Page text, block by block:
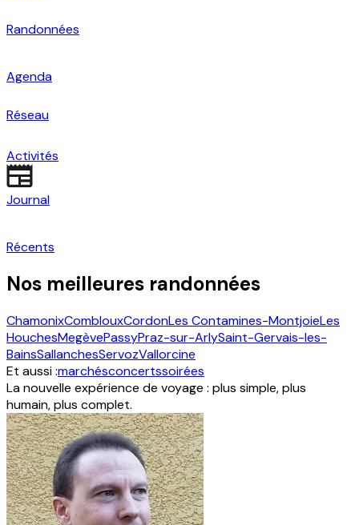
Randonnées
Agenda
Réseau
Activités
Journal
Récents
Nos meilleures randonnées
ChamonixComblouxCordonLes Contamines-MontjoieLes
HouchesMegèvePassyPraz-sur-ArlySaint-Gervais-les-
BainsSallanchesServozVallorcine
Et aussi :marchésconcertssoirées
La nouvelle expérience de voyage : plus simple, plus
humain, plus complet.